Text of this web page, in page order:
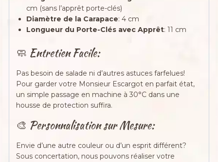
cm (sans l’apprêt porte-clés)
Diamètre de la Carapace: 4 cm
Longueur du Porte-Clés avec Apprêt: 11 cm
🧼 Entretien Facile:
Pas besoin de salade ni d’autres astuces farfelues!
Pour garder votre Monsieur Escargot en parfait état,
un simple passage en machine à 30°C dans une
housse de protection suffira.
🎨 Personnalisation sur Mesure:
Envie d’une autre couleur ou d’un esprit différent?
Sous concertation, nous pouvons réaliser votre